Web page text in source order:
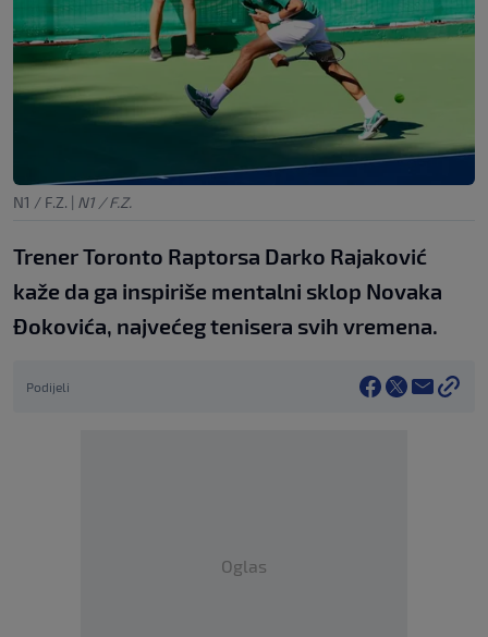
N1 / F.Z. | N1 / F.Z.
Trener Toronto Raptorsa Darko Rajaković
kaže da ga inspiriše mentalni sklop Novaka
Đokovića, najvećeg tenisera svih vremena.
Podijeli
Oglas